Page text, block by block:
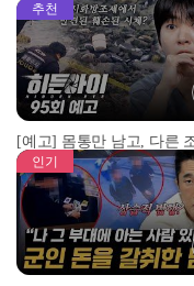
추천
인기